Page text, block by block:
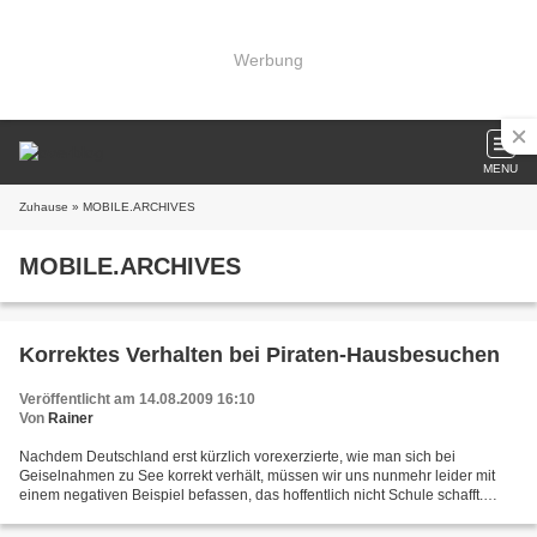
Werbung
MENU
Zuhause » MOBILE.ARCHIVES
MOBILE.ARCHIVES
Korrektes Verhalten bei Piraten-Hausbesuchen
Veröffentlicht am 14.08.2009 16:10
Von Rainer
Nachdem Deutschland erst kürzlich vorexerzierte, wie man sich bei
Geiselnahmen zu See korrekt verhält, müssen wir uns nunmehr leider mit
einem negativen Beispiel befassen, das hoffentlich nicht Schule schafft.